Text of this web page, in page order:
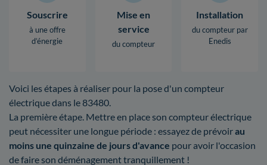
Souscrire
à une offre
d’énergie
Mise en
service
du compteur
Installation
du compteur par
Enedis
Voici les étapes à réaliser pour la pose d'un compteur
électrique dans le 83480.
La première étape. Mettre en place son compteur électrique
peut nécessiter une longue période : essayez de prévoirau
moins une quinzaine de jours d'avance pour avoir l'occasion
de faire son déménagement tranquillement !